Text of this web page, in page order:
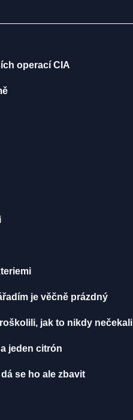
operací CIA
je věčně prázdný
jak to nikdy nečekali
jeden citrón
se ho ale zbavit